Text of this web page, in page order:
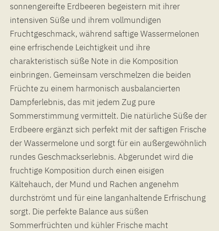
sonnengereifte Erdbeeren begeistern mit ihrer
intensiven Süße und ihrem vollmundigen
Fruchtgeschmack, während saftige Wassermelonen
eine erfrischende Leichtigkeit und ihre
charakteristisch süße Note in die Komposition
einbringen. Gemeinsam verschmelzen die beiden
Früchte zu einem harmonisch ausbalancierten
Dampferlebnis, das mit jedem Zug pure
Sommerstimmung vermittelt. Die natürliche Süße der
Erdbeere ergänzt sich perfekt mit der saftigen Frische
der Wassermelone und sorgt für ein außergewöhnlich
rundes Geschmackserlebnis. Abgerundet wird die
fruchtige Komposition durch einen eisigen
Kältehauch, der Mund und Rachen angenehm
durchströmt und für eine langanhaltende Erfrischung
sorgt. Die perfekte Balance aus süßen
Sommerfrüchten und kühler Frische macht